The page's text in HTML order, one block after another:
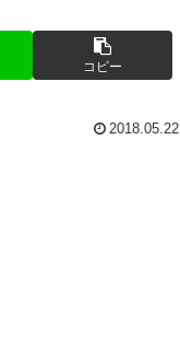
コピー
2018.05.22